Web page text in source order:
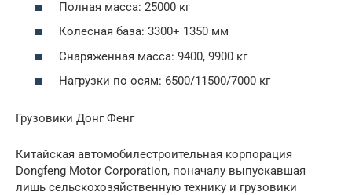
Полная масса: 25000 кг
Колесная база: 3300+ 1350 мм
Снаряженная масса: 9400, 9900 кг
Нагрузки по осям: 6500/11500/7000 кг
Грузовики Донг Фенг
Китайская автомобилестроительная корпорация
Dongfeng Motor Corporation, поначалу выпускавшая
лишь сельскохозяйственную технику и грузовики